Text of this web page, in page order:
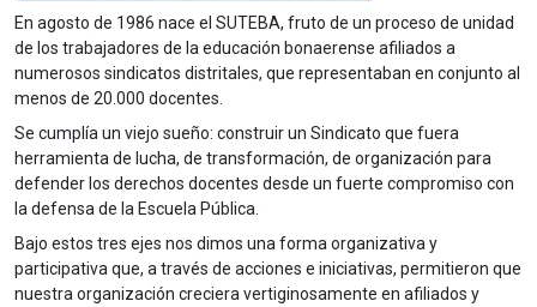
En agosto de 1986 nace el SUTEBA, fruto de un proceso de unidad
de los trabajadores de la educación bonaerense afiliados a
numerosos sindicatos distritales, que representaban en conjunto al
menos de 20.000 docentes.
Se cumplía un viejo sueño: construir un Sindicato que fuera
herramienta de lucha, de transformación, de organización para
defender los derechos docentes desde un fuerte compromiso con
la defensa de la Escuela Pública.
Bajo estos tres ejes nos dimos una forma organizativa y
participativa que, a través de acciones e iniciativas, permitieron que
nuestra organización creciera vertiginosamente en afiliados y